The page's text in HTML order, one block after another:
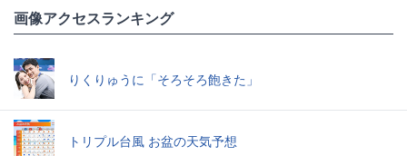
画像アクセスランキング
りくりゅうに「そろそろ飽きた」
トリプル台風 お盆の天気予想